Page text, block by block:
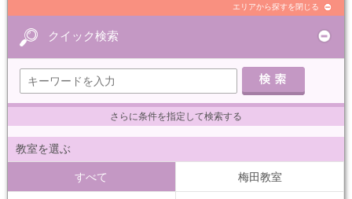
エリアから探すを閉じる
クイック検索
さらに条件を指定して検索する
教室を選ぶ
すべて 梅田教室